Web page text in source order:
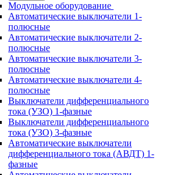
Модульное оборудование
Автоматические выключатели 1-
полюсные
Автоматические выключатели 2-
полюсные
Автоматические выключатели 3-
полюсные
Автоматические выключатели 4-
полюсные
Выключатели дифференциального
тока (УЗО) 1-фазные
Выключатели дифференциального
тока (УЗО) 3-фазные
Автоматические выключатели
дифференциального тока (АВДТ) 1-
фазные